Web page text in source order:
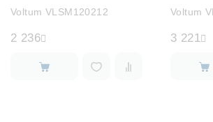
Voltum VLSM120212
2 236
Voltum
3 221